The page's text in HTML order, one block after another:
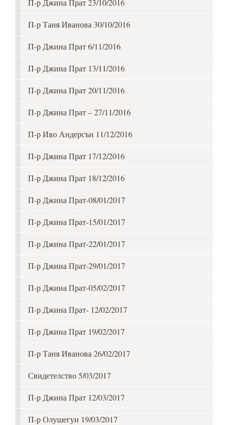
П-р Джина Прат 23/10/2016
П-р Таня Иванова 30/10/2016
П-р Джина Прат 6/11/2016
П-р Джина Прат 13/11/2016
П-р Джина Прат 20/11/2016
П-р Джина Прат – 27/11/2016
П-р Иво Андерсън 11/12/2016
П-р Джина Прат 17/12/2016
П-р Джина Прат 18/12/2016
П-р Джина Прат-08/01/2017
П-р Джина Прат-15/01/2017
П-р Джина Прат-22/01/2017
П-р Джина Прат-29/01/2017
П-р Джина Прат-05/02/2017
П-р Джина Прат- 12/02/2017
П-р Джина Прат 19/02/2017
П-р Таня Иванова 26/02/2017
Свидетелство 5/03/2017
П-р Джина Прат 12/03/2017
П-р Олушегун 19/03/2017